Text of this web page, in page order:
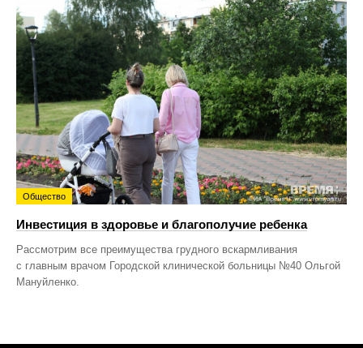
Общество
Инвестиция в здоровье и благополучие ребенка
Рассмотрим все преимущества грудного вскармливания
с главным врачом Городской клинической больницы №40 Ольгой
Мануйленко.